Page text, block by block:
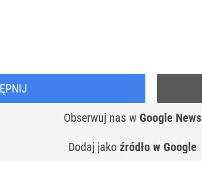
Obserwuj nas w Google News
Dodaj jako źródło w Google